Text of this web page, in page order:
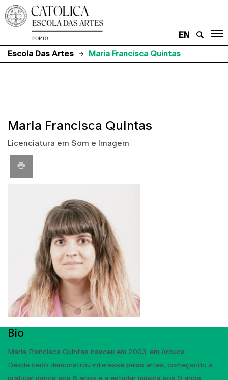
EN
Escola Das Artes
Maria Francisca Quintas
Maria Francisca Quintas
Licenciatura em Som e Imagem
Bio
Maria Francisca Quintas nasceu em 2003, em Arouca.
Desde cedo demonstrou interesse pelas artes, começando a
praticar dança aos 8 anos e a estudar música aos 9 anos.